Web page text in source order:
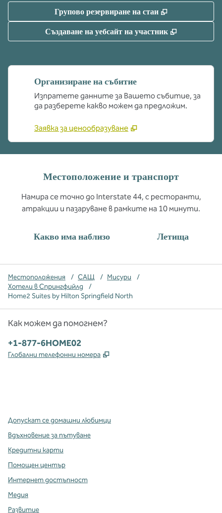
Групово резервиране на стаи ,
Създаване на уебсайт на участник ,
Организиране на събитие
Изпратете данните за Вашето събитие, за
да разберете какво можем да предложим.
Заявка за ценообразуване
Местоположение и транспорт
Намира се точно до Interstate 44, с ресторанти,
атракции и пазаруване в рамките на 10 минути.
Какво има наблизо Летища
Местоположения / САЩ / Мисури
/
Хотели в Спрингфийлд
/
Home2 Suites by Hilton Springfield North
Как можем да помогнем?
Телефон:
+1-877-6HOME02
Глобални телефонни номера ,
Допускат се домашни любимци
Вдъхновение за пътуване
Кредитни карти
Помощен център
Интернет достъпност
Медия
Развитие